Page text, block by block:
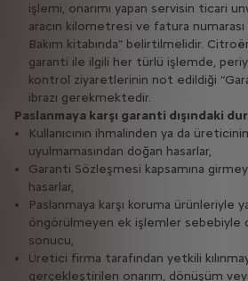
işlemi, onarımı yapan servisin ticari
aracın kilometresi ve fatura
Bakım kitabında” belirtilmelidir.
garanti ile ilgili her türlü işlemde,
kontrol ziyaretlerinin not edildiği
ibrazı gerekmektedir.
Paslanmaya karşı garanti dışındaki
Kullanıcının ihmalinden ya da
uyulmamasından doğan hasarlar,
Garanti Sözleşmesi kapsamına
hasarlar,
Paslanmaya karşı koruma ürünleriyle
öngörülmeyen ek işlemler sebebiyle
sonucu,
Üretici firma tarafından yetkili
gerçekleştirilen onarım, dönüşüm